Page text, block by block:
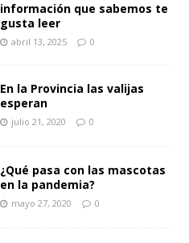
información que sabemos te
gusta leer
abril 13, 2025 0
En la Provincia las valijas
esperan
julio 21, 2020 0
¿Qué pasa con las mascotas
en la pandemia?
mayo 27, 2020 0